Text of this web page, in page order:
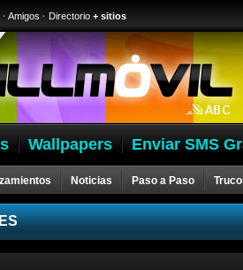
· Amigos · Directorio + sitios
Wallpapers Enviar SMS
Noticias Paso a Paso